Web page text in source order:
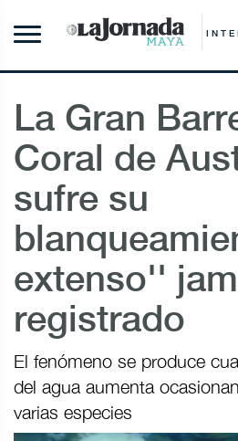
La Gran
Coral de
sufre su
extenso''
registrado
El fenómeno se produce
del agua aumenta
varias especies